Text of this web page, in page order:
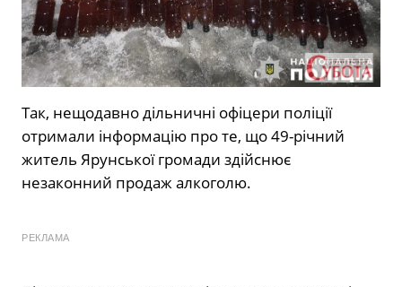
Так, нещодавно дільничні офіцери поліції
отримали інформацію про те, що 49-річний
житель Ярунської громади здійснює
незаконний продаж алкоголю.
РЕКЛАМА